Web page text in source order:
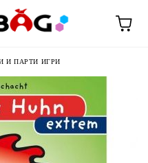
И ПАРТИ ИГРИ